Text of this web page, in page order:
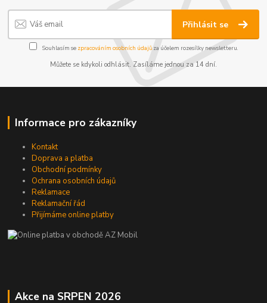
Přihlásit se
Souhlasím se zpracováním osobních údajůza účelem rozesílky newsletteru.
Můžete se kdykoli odhlásit. Zasíláme jednou za 14 dní.
Informace pro zákazníky
Kontakt
Doprava a platba
Obchodní podmínky
Ochrana osobních údajů
Reklamace
Reklamační řád
Přijímáme online platby
Akce na SRPEN 2026